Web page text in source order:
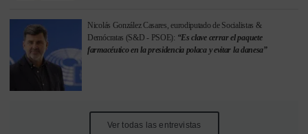
Nicolás González Casares, eurodiputado de Socialistas &
Demócratas (S&D - PSOE): “Es clave cerrar el paquete
farmacéutico en la presidencia polaca y evitar la danesa”
Ver todas las entrevistas